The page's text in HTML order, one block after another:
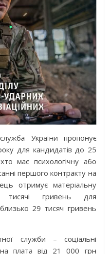
України пропонує
для кандидатів до 25
має психологічну або
першого контракту на
отримує матеріальну
гривень для
29 тисяч гривень
служби – соціальні
плата від 21 000 грн